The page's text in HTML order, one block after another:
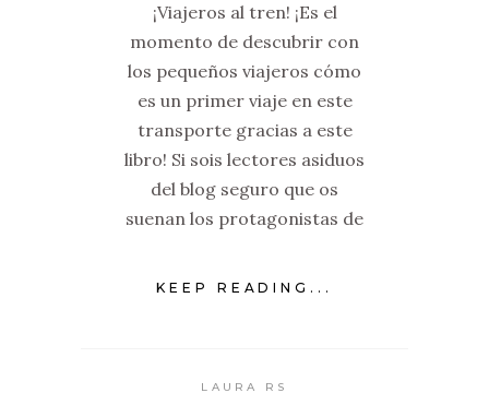
¡Viajeros al tren! ¡Es el
momento de descubrir con
los pequeños viajeros cómo
es un primer viaje en este
transporte gracias a este
libro! Si sois lectores asiduos
del blog seguro que os
suenan los protagonistas de
KEEP READING...
LAURA RS